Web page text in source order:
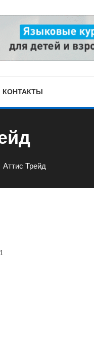
КОНТАКТЫ
Аттис Трейд